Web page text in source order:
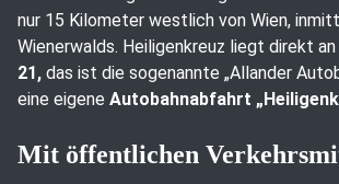
nur 15 Kilometer westlich von Wien,
Wienerwalds. Heiligenkreuz liegt direkt
21, das ist die sogenannte „Allander
eine eigene Autobahnabfahrt
Mit öffentlichen